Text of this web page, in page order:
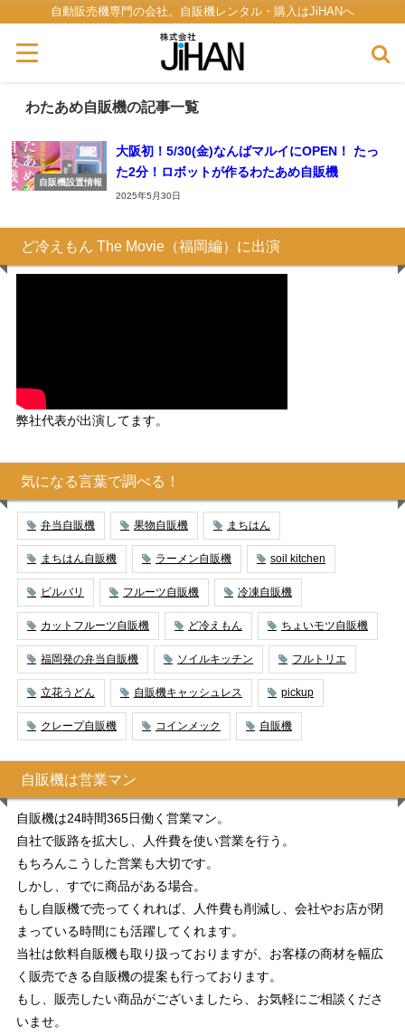
自動販売機専門の会社。自販機レンタル・購入はJiHANへ
わたあめ自販機の記事一覧
自販機設置情報
大阪初！5/30(金)なんばマルイにOPEN！ たっ
た2分！ロボットが作るわたあめ自販機
2025年5月30日
ど冷えもん The Movie（福岡編）に出演
弊社代表が出演してます。
気になる言葉で調べる！
弁当自販機 果物自販機 まちはん
まちはん自販機 ラーメン自販機 soil kitchen
ビルバリ フルーツ自販機 冷凍自販機
カットフルーツ自販機 ど冷えもん ちょいモツ自販機
福岡発の弁当自販機 ソイルキッチン フルトリエ
立花うどん 自販機キャッシュレス pickup
クレープ自販機 コインメック 自販機
自販機は営業マン
自販機は24時間365日働く営業マン。
自社で販路を拡大し、人件費を使い営業を行う。
もちろんこうした営業も大切です。
しかし、すでに商品がある場合。
もし自販機で売ってくれれば、人件費も削減し、会社やお店が閉
まっている時間にも活躍してくれます。
当社は飲料自販機も取り扱っておりますが、お客様の商材を幅広
く販売できる自販機の提案も行っております。
もし、販売したい商品がございましたら、お気軽にご相談くださ
いませ。